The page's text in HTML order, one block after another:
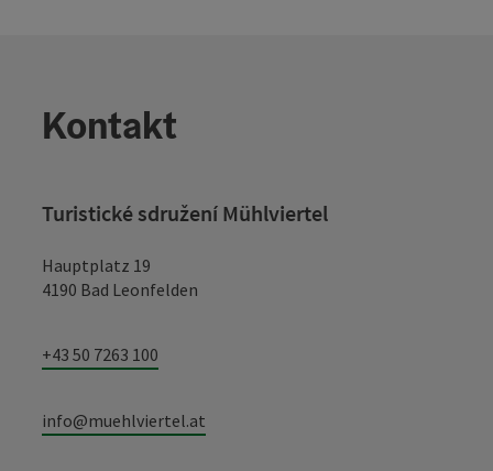
Kontakt
Turistické sdružení Mühlviertel
Hauptplatz 19
4190 Bad Leonfelden
+43 50 7263 100
info@muehlviertel.at